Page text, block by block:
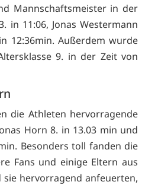
Mannschaftsmeister in der
in 11:06, Jonas Westermann
12:36min. Außerdem wurde
9. in der Zeit von
die Athleten hervorragende
Horn 8. in 13.03 min und
Besonders toll fanden die
Fans und einige Eltern aus
hervorragend anfeuerten,